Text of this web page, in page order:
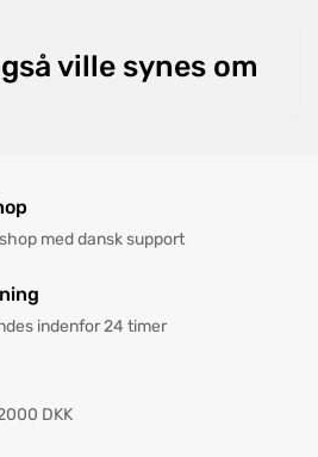
ville synes om
med dansk support
indenfor 24 timer
DKK